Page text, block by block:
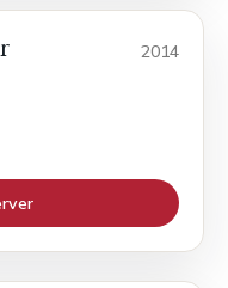
2014